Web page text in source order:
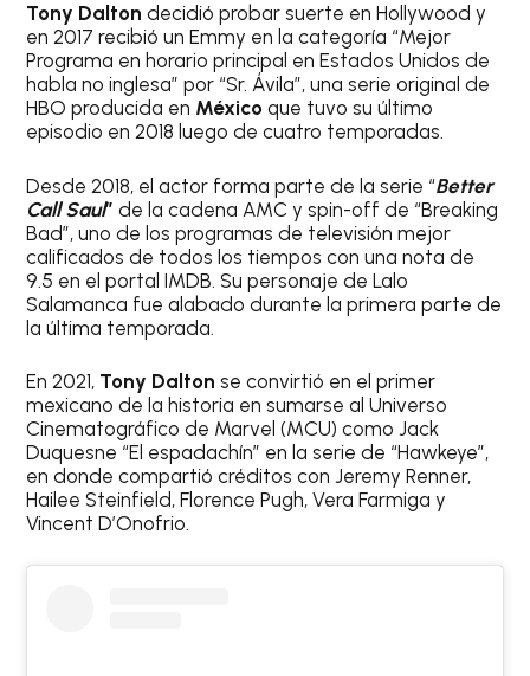
Tony Daltondecidió probar suerte en Hollywood y
en 2017 recibió un Emmy en la categoría “Mejor
Programa en horario principal en Estados Unidos de
habla no inglesa” por “Sr. Ávila”, una serie original de
HBO producida en México que tuvo su último
episodio en 2018 luego de cuatro temporadas.
Desde 2018, el actor forma parte de la serie “Better
Call Saul”de la cadena AMC y spin-off de “Breaking
Bad”, uno de los programas de televisión mejor
calificados de todos los tiempos con una nota de
9.5 en el portal IMDB. Su personaje de Lalo
Salamanca fue alabado durante la primera parte de
la última temporada.
En 2021, Tony Dalton se convirtió en el primer
mexicano de la historia en sumarse al Universo
Cinematográfico de Marvel (MCU) como Jack
Duquesne “El espadachín” en la serie de “Hawkeye”,
en donde compartió créditos con Jeremy Renner,
Hailee Steinfield, Florence Pugh, Vera Farmiga y
Vincent D’Onofrio.